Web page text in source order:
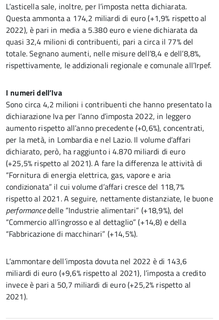
L’asticella sale, inoltre, per l’imposta netta dichiarata.
Questa ammonta a 174,2 miliardi di euro (+1,9% rispetto al
2022), è pari in media a 5.380 euro e viene dichiarata da
quasi 32,4 milioni di contribuenti, pari a circa il 77% del
totale. Segnano aumenti, nelle misure dell’8,4 e dell’8,8%,
rispettivamente, le addizionali regionale e comunale all’Irpef.
I numeri dell’Iva
Sono circa 4,2 milioni i contribuenti che hanno presentato la
dichiarazione Iva per l’anno d’imposta 2022, in leggero
aumento rispetto all’anno precedente (+0,6%), concentrati,
per la metà, in Lombardia e nel Lazio. Il volume d’affari
dichiarato, però, ha raggiunto i 4.870 miliardi di euro
(+25,5% rispetto al 2021). A fare la differenza le attività di
“Fornitura di energia elettrica, gas, vapore e aria
condizionata” il cui volume d’affari cresce del 118,7%
rispetto al 2021. A seguire, nettamente distanziate, le buone
performancedelle “Industrie alimentari” (+18,9%), del
“Commercio all’ingrosso e al dettaglio” (+14,8) e della
“Fabbricazione di macchinari” (+14,5%).
L’ammontare dell’imposta dovuta nel 2022 è di 143,6
miliardi di euro (+9,6% rispetto al 2021), l’imposta a credito
invece è pari a 50,7 miliardi di euro (+25,2% rispetto al
2021).